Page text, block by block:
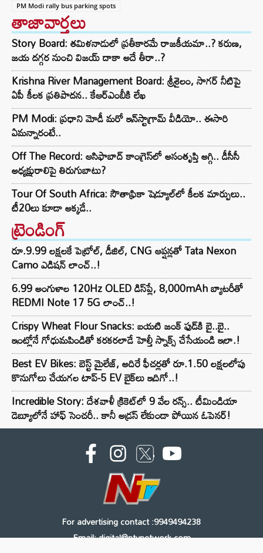
PM Modi rally bus parking spots
తాజావార్తలు
Story Board: తమిళనాడులో ప్రతీకారమే రాజకీయమా..? కరుణ,
జయ దగ్గర నుంచి విజయ్ దాకా అదే తీరా..?
Krishna River Management Board: శ్రీశైలం, సాగర్ నీటిపై
ఏపీ కీలక ప్రతిపాదన.. కేఆర్ఎంబీకి లేఖ
PM Modi: ప్రధాని మోడీ మరో ఇన్‌స్టాగ్రామ్ వీడియో.. ఈసారి
ఏమన్నారంటే..
Off The Record: ఆసిఫాబాద్ కాంగ్రెస్‌లో అసంతృప్తి అగ్గి.. డీసీసీ
అధ్యక్షురాలిపై తిరుగుబాటు?
Tour Of South Africa: సౌతాఫ్రికా షెడ్యూల్‌లో కీలక మార్పులు..
టీ20లు కూడా అక్కడే..
ట్రెండింగ్‌
రూ.9.99 లక్షలకే పెట్రోల్, డీజిల్, CNG ఆప్షన్లతో Tata Nexon
Camo ఎడిషన్ లాంచ్..!
6.99 అంగుళాల 120Hz OLED డిస్‌ప్లే, 8,000mAh బ్యాటరీతో
REDMI Note 17 5G లాంచ్..!
Crispy Wheat Flour Snacks: బయటి జంక్ ఫుడ్‌కి బై..బై..
ఇంట్లోనే గోధుమపిండితో కరకరలాడే హెల్తీ స్నాక్స్ చేసేయండి ఇలా.!
Best EV Bikes: బెస్ట్ మైలేజ్, అదిరే ఫీచర్లతో రూ.1.50 లక్షలలోపు
కొనుగోలు చేయగల టాప్-5 EV బైక్‌లు ఇదిగో..!
Incredible Story: దేశవాళీ క్రికెట్‌లో 9 వేల రన్స్.. టీమిండియా
డెబ్యూలోనే హాఫ్ సెంచరీ.. కానీ అడ్రస్ లేకుండా పోయిన ఓపెనర్!
For advertising contact :9949494238
Email: digital@ntvnetwork.com